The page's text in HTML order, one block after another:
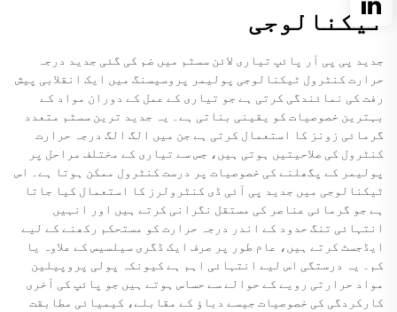
ٹیکنالوجی
جدید پی پی آر پائپ تیاری لائن سسٹم میں ضم کی گئی جدید درجہ
حرارت کنٹرول ٹیکنالوجی پولیمر پروسیسنگ میں ایک انقلابی پیش
رفت کی نمائندگی کرتی ہے جو تیاری کے عمل کے دوران مواد کے
بہترین خصوصیات کو یقینی بناتی ہے۔ یہ جدید ترین سسٹم متعدد
گرمائی زونز کا استعمال کرتی ہے جن میں الگ الگ درجہ حرارت
کنٹرول کی صلاحیتیں ہوتی ہیں، جس سے تیاری کے مختلف مراحل پر
پولیمر کے پگھلنے کی خصوصیات پر درست کنٹرول ممکن ہوتا ہے۔ اس
ٹیکنالوجی میں جدید پی آئی ڈی کنٹرولرز کا استعمال کیا جاتا
ہے جو گرمائی عناصر کی مستقل نگرانی کرتے ہیں اور انہیں
انتہائی تنگ حدود کے اندر درجہ حرارت کو مستحکم رکھنے کے لیے
ایڈجسٹ کرتے ہیں، عام طور پر صرف ایک ڈگری سیلسیس کے علاوہ یا
کم۔ یہ درستگی اس لیے انتہائی اہم ہے کیونکہ پولی پروپیلین
مواد حرارتی رویے کے حوالے سے حساس ہوتے ہیں جو پائپ کی آخری
کارکردگی کی خصوصیات جیسے دباؤ کے مقابلے، کیمیائی مطابقت